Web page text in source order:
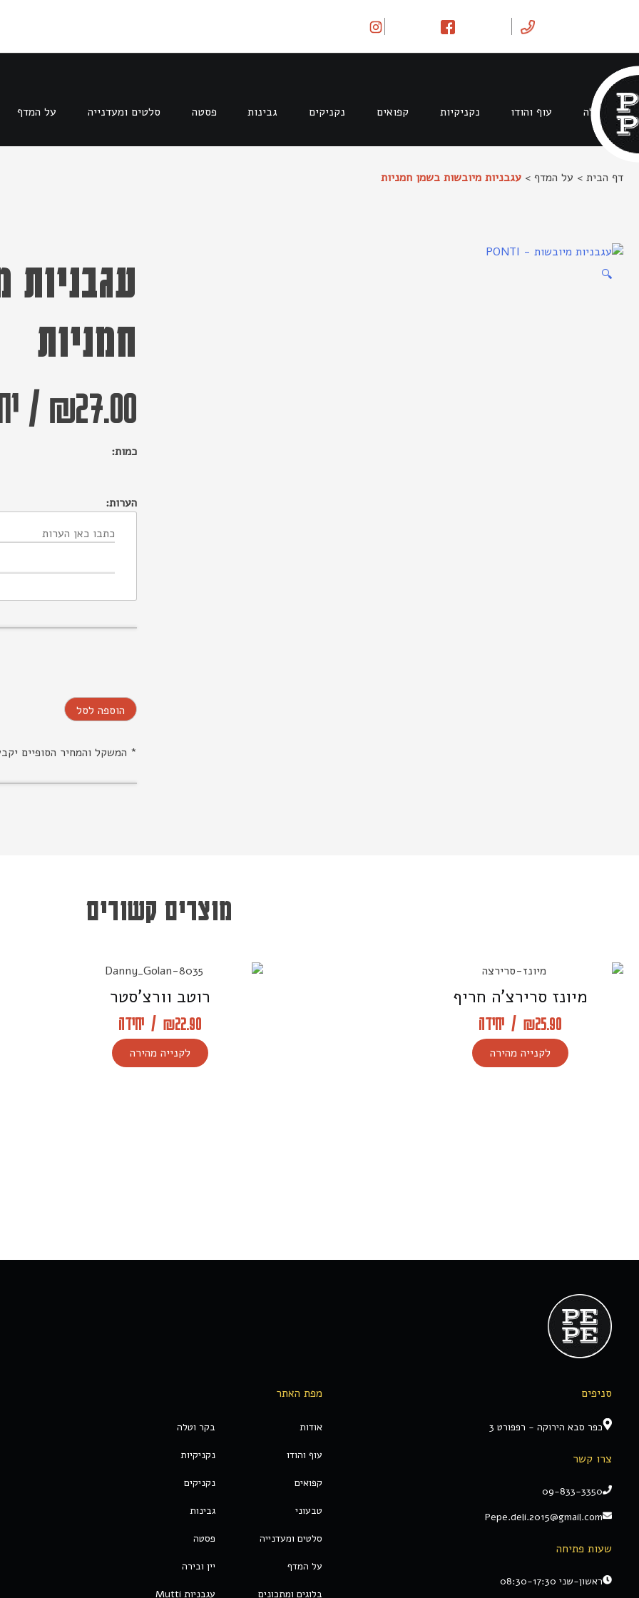
בקר וטלה עוף והודו נקניקיות קפואים נקניקים גבינות פסטה סלטים ומעדנייה על המדף
דף הבית > על המדף > עגבניות מיובשות בשמן חמניות
🔍
חמניות
₪27.00
/
כמות:
הערות:
הוספה לסל
* המשקל והמחיר הסופיים
מוצרים קשורים
מיונז סרירצ’ה חריף
₪25.90
/ יחידה
לקנייה מהירה
רוטב וורצ’סטר
₪22.90
/ יחידה
לקנייה מהירה
סניפים
כפר סבא הירוקה - רפפורט 3
צרו קשר
09-833-3350
Pepe.deli.2015@gmail.com
שעות פתיחה
ראשון-שני 08:30-17:30
מפת האתר
אודות בקר וטלה
עוף והודו נקניקיות
קפואים נקניקים
טבעוני גבינות
סלטים ומעדנייה פסטה
על המדף יין ובירה
בלוגים ומתכונים עגבניות Mutti